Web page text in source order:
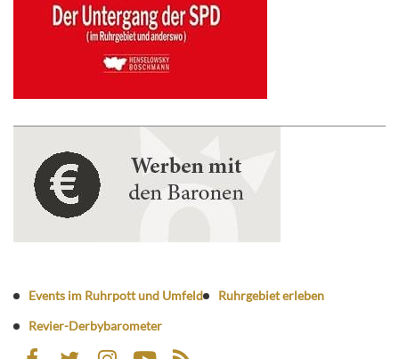
Events im Ruhrpott und Umfeld
Ruhrgebiet erleben
Revier-Derbybarometer